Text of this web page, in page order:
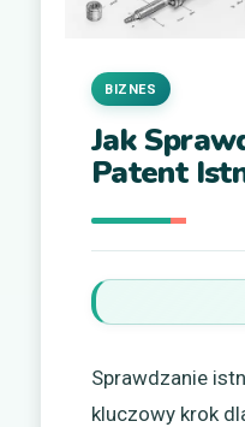
Jak
Patent
BIZNES
Sprawdzanie
kluczowy krok